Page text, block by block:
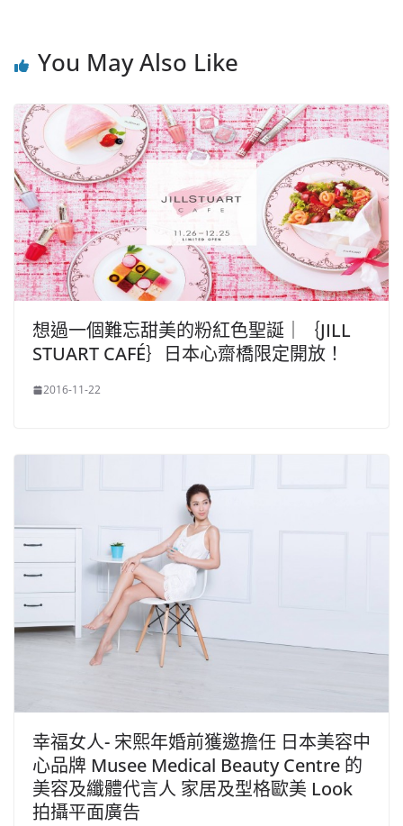
You May Also Like
想過一個難忘甜美的粉紅色聖誕｜｛JILL
STUART CAFÉ｝日本心齋橋限定開放！
2016-11-22
幸福女人- 宋熙年婚前獲邀擔任 日本美容中
心品牌 Musee Medical Beauty Centre 的
美容及纖體代言人 家居及型格歐美 Look
拍攝平面廣告